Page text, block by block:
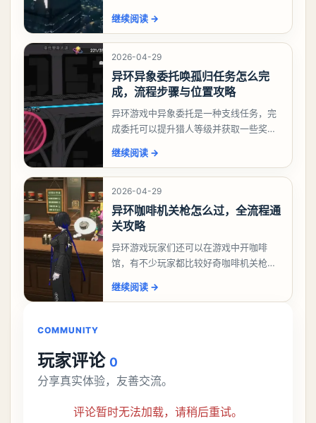
么做，下面就来告诉大家。异环异象委托
祸兮洄游任务攻略
继续阅读 →
2026-04-29
异环异象委托唤孤归任务怎么完
成，流程步骤与位置攻略
异环游戏中异象委托是一种支线任务，完
成委托可以提升猎人等级并获取一些奖
么做，今天游戏熊就来告诉大家。异环异
象委托唤孤归任务攻
继续阅读 →
2026-04-29
异环咖啡机关枪怎么过，全流程通
关攻略
异环游戏玩家们还可以在游戏中开咖啡
馆，有不少玩家都比较好奇咖啡机关枪应
机关枪攻略。异环咖啡机关枪怎么过一、
继续阅读 →
COMMUNITY
玩家评论 0
分享真实体验，友善交流。
评论暂时无法加载，请稍后重试。